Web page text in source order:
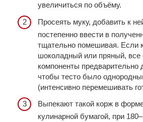
увеличиться по объёму.
Просеять муку, добавить к
постепенно ввести в
тщательно помешивая. Если
шоколадный или пряный, все
компоненты предварительно
чтобы тесто было
(интенсивно перемешивать
Выпекают такой корж в
кулинарной бумагой, при